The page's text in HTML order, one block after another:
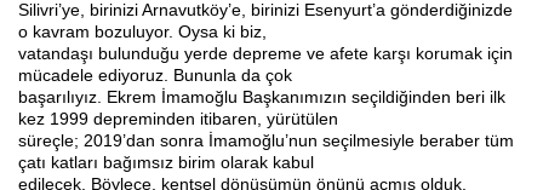
Silivri’ye, birinizi Arnavutköy’e, birinizi Esenyurt’a gönderdiğinizde
o kavram bozuluyor. Oysa ki biz,
vatandaşı bulunduğu yerde depreme ve afete karşı korumak için
mücadele ediyoruz. Bununla da çok
başarılıyız. Ekrem İmamoğlu Başkanımızın seçildiğinden beri ilk
kez 1999 depreminden itibaren, yürütülen
süreçle; 2019’dan sonra İmamoğlu’nun seçilmesiyle beraber tüm
çatı katları bağımsız birim olarak kabul
edilecek. Böylece, kentsel dönüşümün önünü açmış olduk.